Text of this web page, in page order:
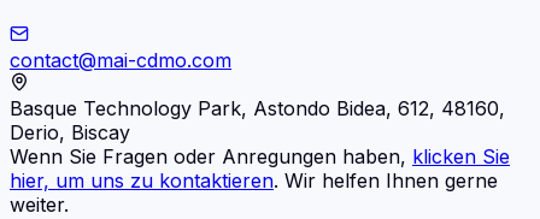
contact@mai-cdmo.com
Basque Technology Park, Astondo Bidea, 612, 48160,
Derio, Biscay
Wenn Sie Fragen oder Anregungen haben, klicken Sie
hier, um uns zu kontaktieren. Wir helfen Ihnen gerne
weiter.